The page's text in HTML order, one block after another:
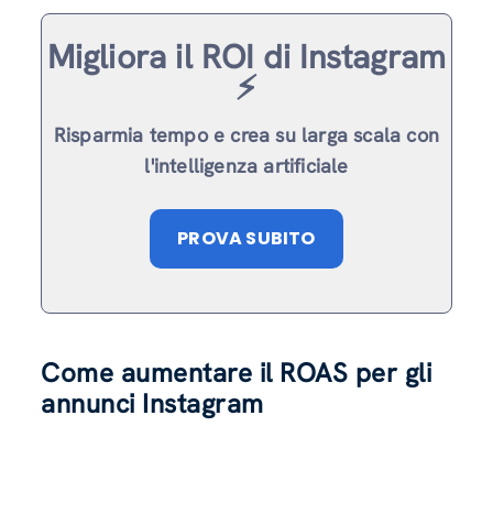
Migliora il ROI di Instagram
⚡️
Risparmia tempo e crea su larga scala con
l'intelligenza artificiale
PROVA SUBITO
Come aumentare il ROAS per gli
annunci Instagram